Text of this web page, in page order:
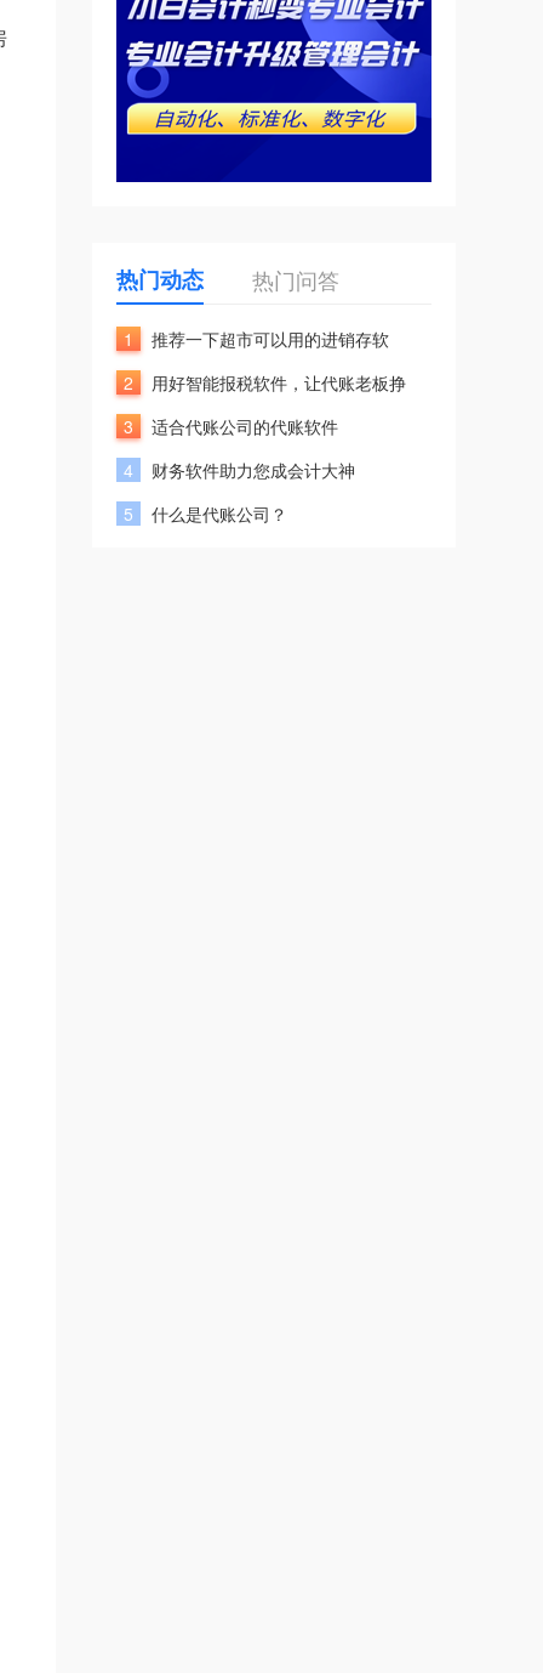
热门动态 热门问答
1
推荐一下超市可以用的进销存软
2
用好智能报税软件，让代账老板挣
3
适合代账公司的代账软件
4
财务软件助力您成会计大神
5
什么是代账公司？